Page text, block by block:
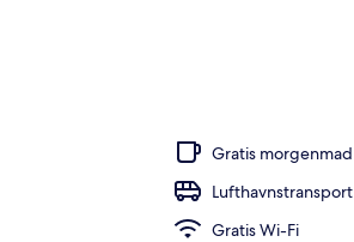
Gratis morgenmad
Lufthavnstransport
Gratis Wi-Fi